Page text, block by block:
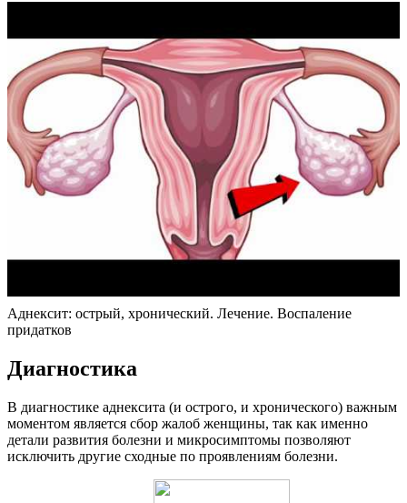
Аднексит: острый, хронический. Лечение. Воспаление
придатков
Диагностика
В диагностике аднексита (и острого, и хронического) важным
моментом является сбор жалоб женщины, так как именно
детали развития болезни и микросимптомы позволяют
исключить другие сходные по проявлениям болезни.